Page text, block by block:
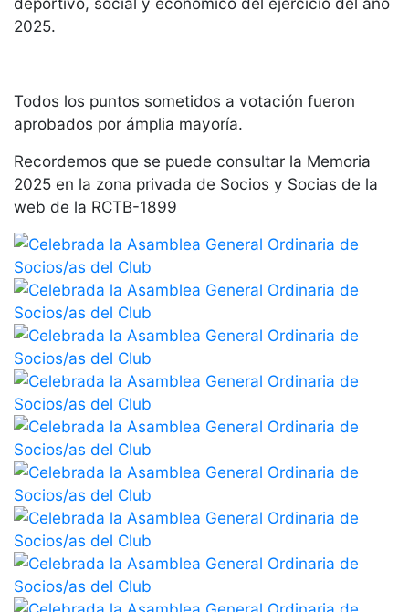
Servicios
Instalaciones
(FAQs)
Trabaja con
Área deportiva
Escuela de
tenis
Next Gen
Palmarés
equipos
Leyendas
Jugadores
profesionales
Competiciones
Campeonato
Social de Tenis
Cuadros de
Juego
Cuadro de
Honor
2025.
Todos los puntos sometidos a votación fueron
aprobados por ámplia mayoría.
Recordemos que se puede consultar la Memoria
2025 en la zona privada de Socios y Socias de la
web de la RCTB-1899